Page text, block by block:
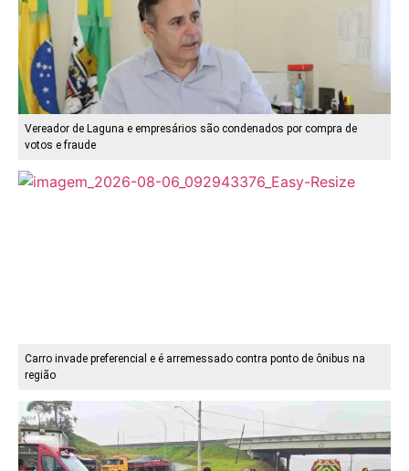
Vereador de Laguna e empresários são condenados por compra de
votos e fraude
Carro invade preferencial e é arremessado contra ponto de ônibus na
região